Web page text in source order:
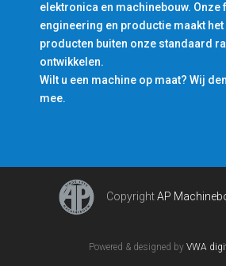
elektronica en machinebouw. Onze
engineering en productie maakt
producten buiten onze standaard
ontwikkelen.
Wilt u een machine op maat? Wij
mee.
CopyrightAP
Powered & designed by VWA